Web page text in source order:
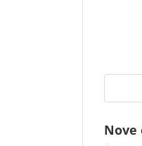
Nove